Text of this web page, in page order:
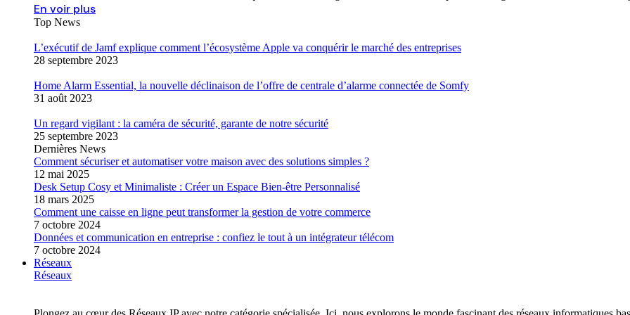
En voir plus
Top News
L’exécutif de Jamf explique comment l’écosystème Apple va conquérir le marché des entreprises
28 septembre 2023
Home Alarm Essential, la nouvelle déclinaison de l’offre de centrale d’alarme connectée de Somfy
31 août 2023
Un regard vigilant : la caméra de sécurité, garante de notre sécurité
25 septembre 2023
Dernières News
Comment sécuriser et automatiser votre maison avec des solutions simples ?
12 mai 2025
Desk Setup Cosy et Minimaliste : Créer un Espace Bien-être Personnalisé
18 mars 2025
Comment une caisse en ligne peut transformer la gestion de votre commerce
7 octobre 2024
Données et communication en entreprise : confiez le tout à un intégrateur télécom
7 octobre 2024
Réseaux
Réseaux